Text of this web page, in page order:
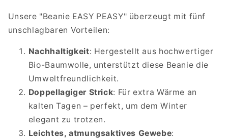
Unsere "Beanie EASY PEASY" überzeugt mit fünf
unschlagbaren Vorteilen:
Nachhaltigkeit: Hergestellt aus hochwertiger
Bio-Baumwolle, unterstützt diese Beanie die
Umweltfreundlichkeit.
Doppellagiger Strick: Für extra Wärme an
kalten Tagen – perfekt, um dem Winter
elegant zu trotzen.
Leichtes, atmungsaktives Gewebe: